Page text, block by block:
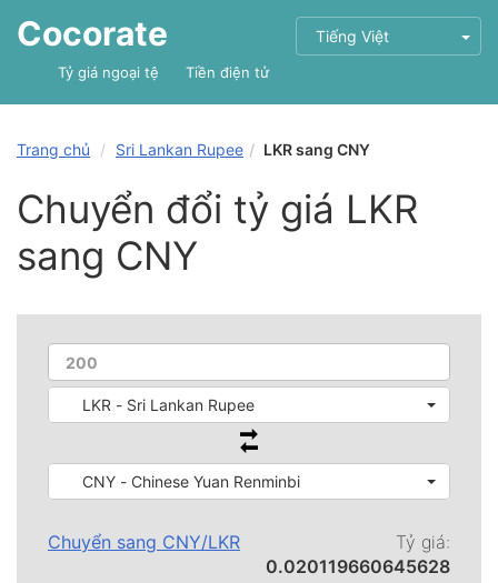
Cocorate Tiếng Việt
Tỷ giá ngoại tệ Tiền điện tử
Trang chủ Sri Lankan Rupee LKR sang CNY
Chuyển đổi tỷ giá LKR
sang CNY
LKR - Sri Lankan Rupee
CNY - Chinese Yuan Renminbi
Chuyển sang CNY/LKR
Tỷ giá:
0.020119660645628